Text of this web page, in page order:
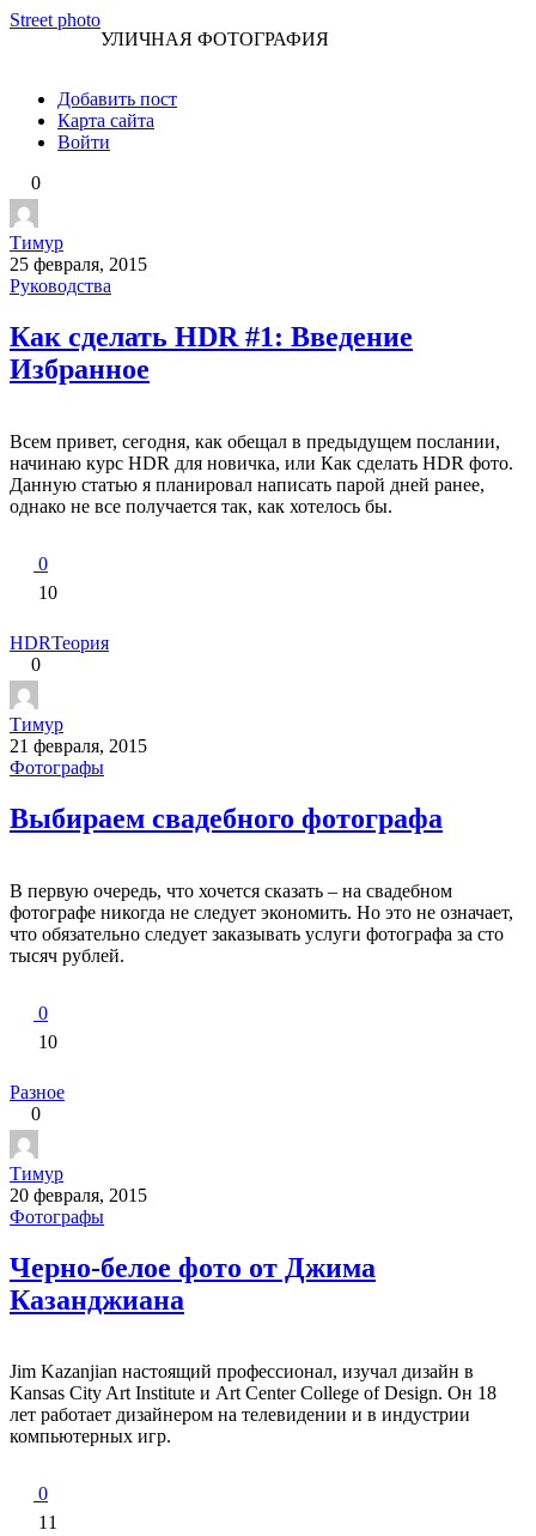
Перейти
Street photo
УЛИЧНАЯ ФОТОГРАФИЯ
Добавить пост
Карта сайта
Войти
0
Тимур
25 февраля, 2015
Руководства
Как сделать HDR #1: Введение
Избранное
Всем привет, сегодня, как обещал в предыдущем послании,
начинаю курс HDR для новичка, или Как сделать HDR фото.
Данную статью я планировал написать парой дней ранее,
однако не все получается так, как хотелось бы.
0
10
HDRТеория
0
Тимур
21 февраля, 2015
Фотографы
Выбираем свадебного фотографа
В первую очередь, что хочется сказать – на свадебном
фотографе никогда не следует экономить. Но это не означает,
что обязательно следует заказывать услуги фотографа за сто
тысяч рублей.
0
10
Разное
0
Тимур
20 февраля, 2015
Фотографы
Черно-белое фото от Джима
Казанджиана
Jim Kazanjian настоящий профессионал, изучал дизайн в
Kansas City Art Institute и Art Center College of Design. Он 18
лет работает дизайнером на телевидении и в индустрии
компьютерных игр.
0
11